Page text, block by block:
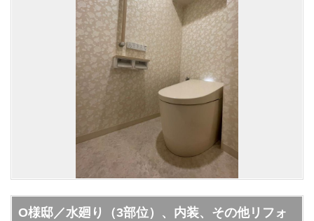
О様邸／水廻り（3部位）、内装、その他リフォ